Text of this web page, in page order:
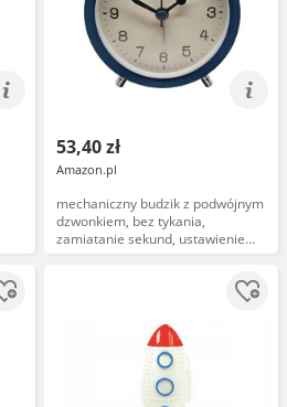
53,40 zł
Amazon.pl
mechaniczny budzik z podwójnym
dzwonkiem, bez tykania,
zamiatanie sekund, ustawienie
alarmu analogowego, łatwy do